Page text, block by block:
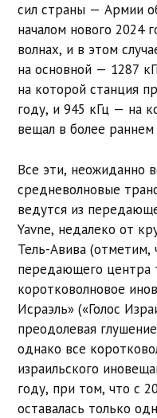
сил страны — Армии
началом нового 2024
волнах, и в этом
на основной — 1287
на которой станция
году, и 945 кГц — на
вещал в более
Все эти, неожиданно
средневолновые
ведутся из
Yavne, недалеко от
Тель-Авива (отметим,
передающего центра
коротковолновое
Исраэль» («Голос
преодолевая
однако все
израильского
году, при том, что с
оставалась только